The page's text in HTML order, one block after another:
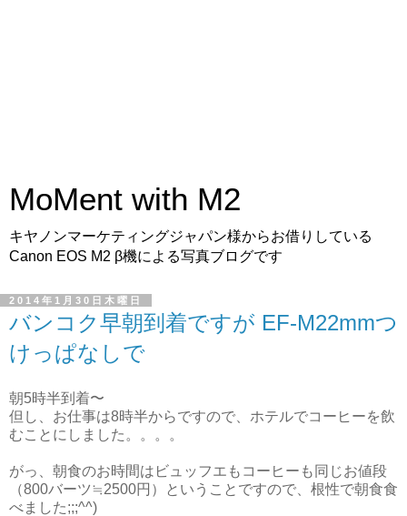
MoMent with M2
キヤノンマーケティングジャパン様からお借りしている
Canon EOS M2 β機による写真ブログです
2014年1月30日木曜日
バンコク早朝到着ですが EF-M22mmつ
けっぱなしで
朝5時半到着〜
但し、お仕事は8時半からですので、ホテルでコーヒーを飲
むことにしました。。。。
がっ、朝食のお時間はビュッフエもコーヒーも同じお値段
（800バーツ≒2500円）ということですので、根性で朝食食
べました;;;^^)